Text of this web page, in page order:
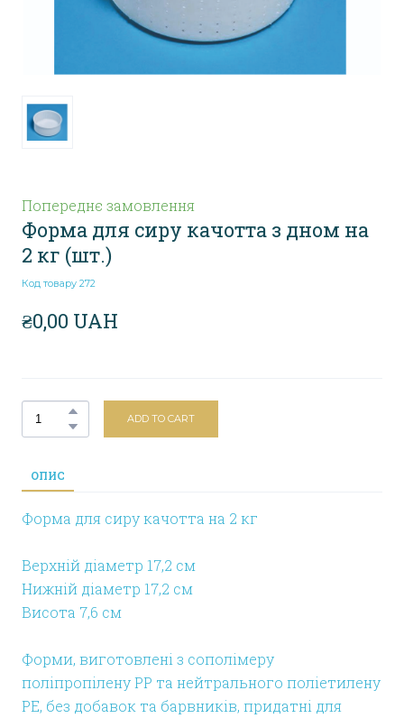
Попереднє замовлення
Форма для сиру качотта з дном на
2 кг (шт.)
Код товару 272
₴0,00 UAH
ADD TO CART
ОПИС
Форма для сиру качотта на 2 кг
Верхній діаметр 17,2 см
Нижній діаметр 17,2 см
Висота 7,6 см
Форми, виготовлені з сополімеру
поліпропілену PP та нейтрального поліетилену
PE, без добавок та барвників, придатні для